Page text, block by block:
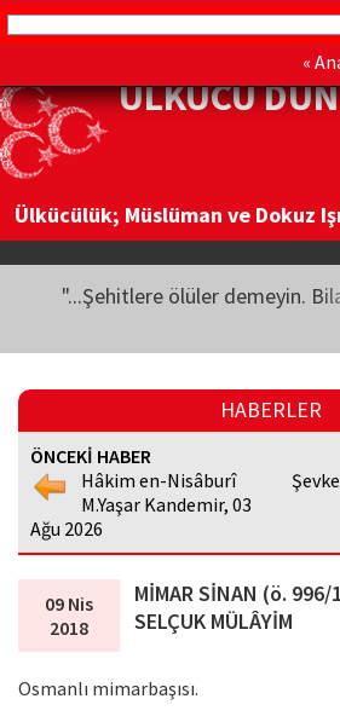
«
ÜLKÜCÜ
Ülkücülük; Müslüman ve Dokuz
"...Şehitlere ölüler demeyin.
HABERLER
ÖNCEKİ HABER
Hâkim en-Nisâburî
M.Yaşar Kandemir, 03
Ağu 2026
09 Nis
2018
MİMAR SİNAN (ö. 996/
SELÇUK MÜLÂYİM
Osmanlı mimarbaşısı.